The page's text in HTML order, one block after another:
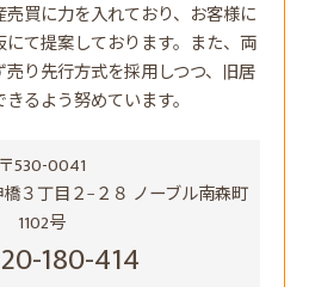
買に力を入れており、お客様に
て提案しております。また、両
り先行方式を採用しつつ、旧居
るよう努めています。
〒530-0041
３丁目２−２８ ノーブル南森町
1102号
180-414